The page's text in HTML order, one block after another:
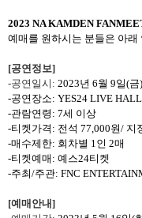
2023 NA KAMDEN
예매를 원하시는 분들은 아
[공연정보]
-공연일시 : 2023년 6월 9일(금
-공연장소: YES24 LIVE HALL
-관람연령 : 7세 이상
-티켓가격 : 전석 77,000원/ 지
-매수제한: 회차별 1 인 2매
-티켓예매 : 예스24티켓
-주최/주관: FNC
[예매안내]